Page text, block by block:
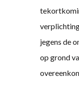
jegens de
op grond